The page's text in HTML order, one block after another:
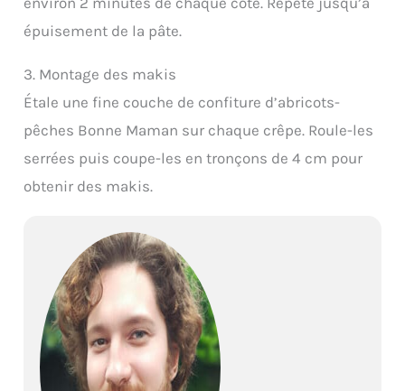
épuisement de la pâte.
3. Montage des makis
Étale une fine couche de confiture d’abricots-
pêches Bonne Maman sur chaque crêpe. Roule-les
serrées puis coupe-les en tronçons de 4 cm pour
obtenir des makis.